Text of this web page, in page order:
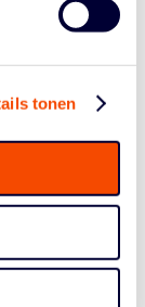
tonen
tot
5-tegen-5 én
het